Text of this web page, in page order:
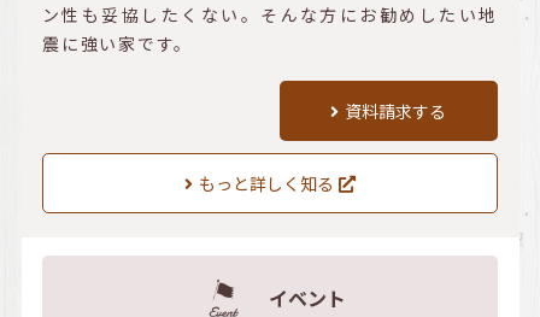
ン性も妥協したくない。そんな方にお勧めしたい地
震に強い家です。
資料請求する
もっと詳しく知る
イベント